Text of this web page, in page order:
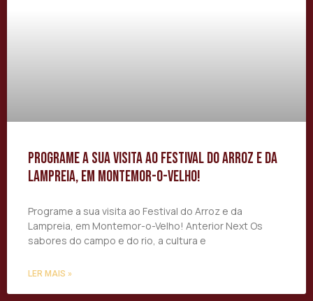
Programe a sua visita ao Festival do Arroz e da
Lampreia, em Montemor-o-Velho!
Programe a sua visita ao Festival do Arroz e da
Lampreia, em Montemor-o-Velho! Anterior Next Os
sabores do campo e do rio, a cultura e
LER MAIS »